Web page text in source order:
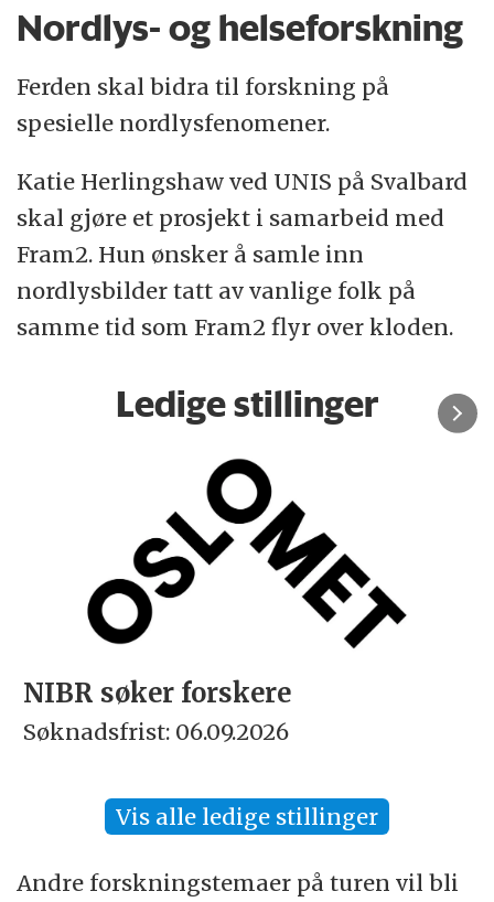
Nordlys- og helseforskning
Ferden skal bidra til forskning på
spesielle nordlysfenomener.
Katie Herlingshaw ved UNIS på Svalbard
skal gjøre et prosjekt i samarbeid med
Fram2. Hun ønsker å samle inn
nordlysbilder tatt av vanlige folk på
samme tid som Fram2 flyr over kloden.
Ledige stillinger
NIBR søker forskere
Søknadsfrist: 06.09.2026
Vis alle ledige stillinger
Andre forskningstemaer på turen vil bli